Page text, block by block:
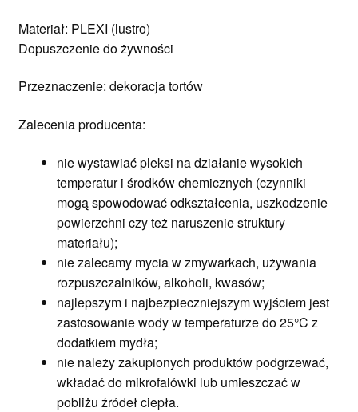
Materiał: PLEXI (lustro)
Dopuszczenie do żywności
Przeznaczenie: dekoracja tortów
Zalecenia producenta:
nie wystawiać pleksi na działanie wysokich
temperatur i środków chemicznych (czynniki
mogą spowodować odkształcenia, uszkodzenie
powierzchni czy też naruszenie struktury
materiału);
nie zalecamy mycia w zmywarkach, używania
rozpuszczalników, alkoholi, kwasów;
najlepszym i najbezpieczniejszym wyjściem jest
zastosowanie wody w temperaturze do 25°C z
dodatkiem mydła;
nie należy zakupionych produktów podgrzewać,
wkładać do mikrofalówki lub umieszczać w
pobliżu źródeł ciepła.